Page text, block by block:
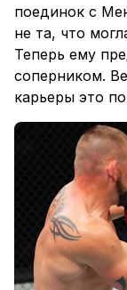
поединок с
не та, что
Теперь ему
соперником.
карьеры это